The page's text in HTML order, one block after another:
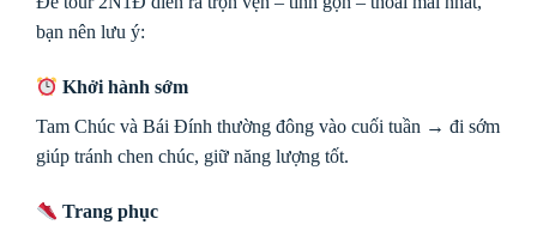
bạn nên lưu ý:
Khởi hành sớm
Tam Chúc và Bái Đính thường đông vào cuối tuần → đi sớm
giúp tránh chen chúc, giữ năng lượng tốt.
Trang phục